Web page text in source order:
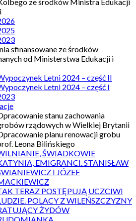
sfinansowane ze środków
od Ministerstwa Edukacji i
Letni 2024 – część II
Letni 2024 – część I
stanu zachowania
rządowych w Wielkiej Brytanii
planu renowacji grobu
Leona Bilińskiego
ŚWIADKOWIE
EMIGRANCI. STANISŁAW
I JÓZEF
TERAZ POSTĘPUJĄ UCZCIWI
POLACY Z WILEŃSZCZYZNY
ŻYDÓW